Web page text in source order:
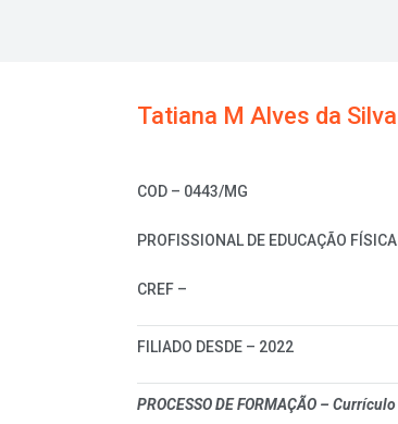
Tatiana M Alves da Silva
COD – 0443/MG
PROFISSIONAL DE EDUCAÇÃO FÍSICA
CREF –
FILIADO DESDE – 2022
PROCESSO DE FORMAÇÃO – Currículo